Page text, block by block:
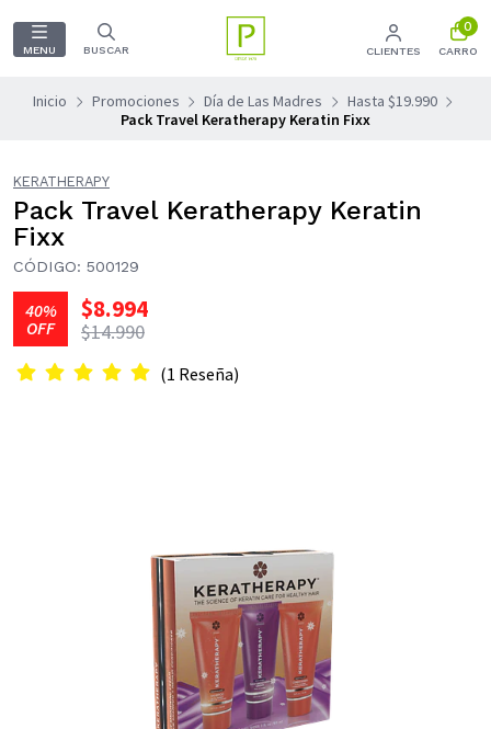
MENU BUSCAR CLIENTES
0
CARRO
Inicio Promociones Día de Las Madres
Hasta $19.990
Pack Travel Keratherapy Keratin Fixx
KERATHERAPY
Pack Travel Keratherapy Keratin
Fixx
CÓDIGO: 500129
40%
OFF
$8.994
$14.990
(1 Reseña)